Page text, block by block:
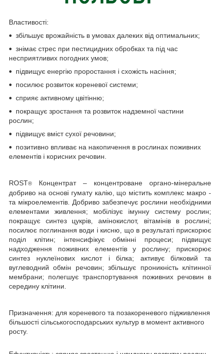
Властивості:
збільшує врожайність в умовах далеких від оптимальних;
знімає стрес при пестицидних обробках та під час
несприятливих погодних умов;
підвищує енергію проростання і схожість насіння;
посилює розвиток кореневої системи;
сприяє активному цвітінню;
покращує зростання та розвиток надземної частини
рослин;
підвищує вміст сухої речовини;
позитивно впливає на накопичення в рослинах поживних
елементів і корисних речовин.
ROST® Концентрат – концентроване органо-мінеральне
добриво на основі гумату калію, що містить комплекс макро -
та мікроелементів. Добриво забезпечує рослини необхідними
елементами живлення; мобілізує імунну систему рослин;
покращує синтез цукрів, амінокислот, вітамінів в рослині;
посилює поглинання води і кисню, що в результаті прискорює
поділ клітин; інтенсифікує обмінні процеси; підвищує
надходження поживних елементів у рослину; прискорює
синтез нуклеїнових кислот і білка; активує білковий та
вуглеводний обмін речовин; збільшує проникність клітинної
мембрани; полегшує транспортування поживних речовин в
середину клітини.
Призначення: для кореневого та позакореневого підживлення
більшості сільськогосподарських культур в момент активного
росту.